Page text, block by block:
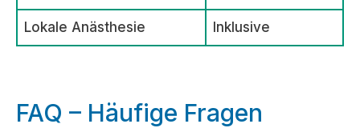
Lokale Anästhesie Inklusive
FAQ – Häufige Fragen